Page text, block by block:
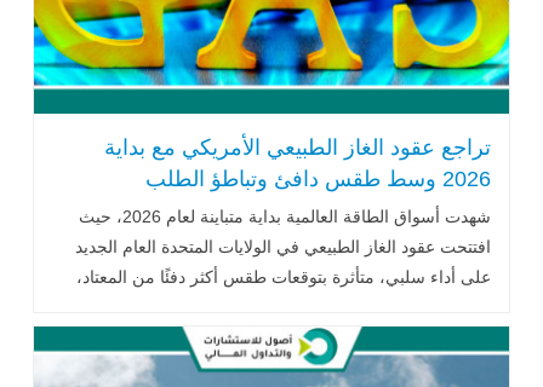
تراجع عقود الغاز الطبيعي الأمريكي مع بداية
2026 وسط طقس دافئ وتباطؤ الطلب
شهدت أسواق الطاقة العالمية بداية متباينة لعام 2026، حيث
افتتحت عقود الغاز الطبيعي في الولايات المتحدة العام الجديد
على أداء سلبي، متأثرة بتوقعات طقس أكثر دفئًا من المعتاد،